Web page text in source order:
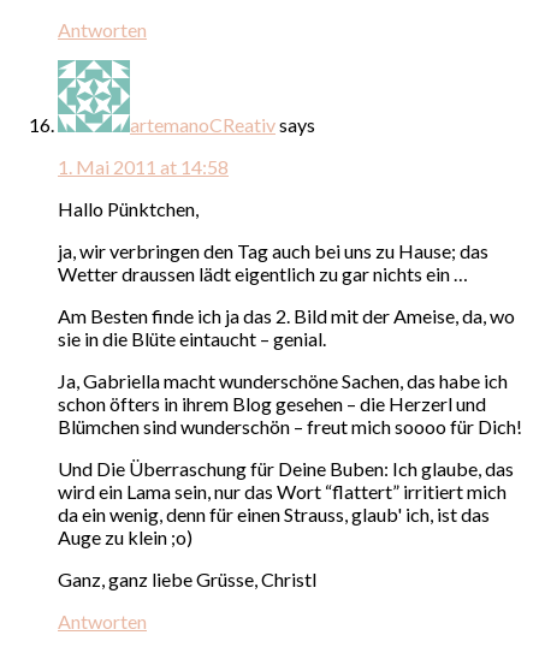
Antworten
artemanoCReativsays
1. Mai 2011 at 14:58
Hallo Pünktchen,
ja, wir verbringen den Tag auch bei uns zu Hause; das
Wetter draussen lädt eigentlich zu gar nichts ein …
Am Besten finde ich ja das 2. Bild mit der Ameise, da, wo
sie in die Blüte eintaucht – genial.
Ja, Gabriella macht wunderschöne Sachen, das habe ich
schon öfters in ihrem Blog gesehen – die Herzerl und
Blümchen sind wunderschön – freut mich soooo für Dich!
Und Die Überraschung für Deine Buben: Ich glaube, das
wird ein Lama sein, nur das Wort “flattert” irritiert mich
da ein wenig, denn für einen Strauss, glaub' ich, ist das
Auge zu klein ;o)
Ganz, ganz liebe Grüsse, Christl
Antworten